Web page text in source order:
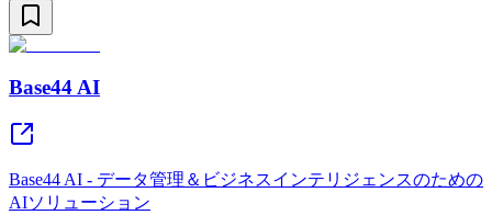
Base44 AI
Base44 AI - データ管理＆ビジネスインテリジェンスのための
AIソリューション